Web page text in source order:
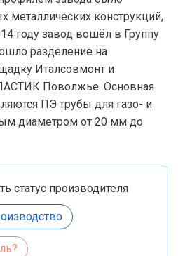
металлических конструкций,
году завод вошёл в Группу
разделение на
Италсовмонт и
Поволжье. Основная
ПЭ трубы для газо- и
диаметром от 20 мм до
статус производителя